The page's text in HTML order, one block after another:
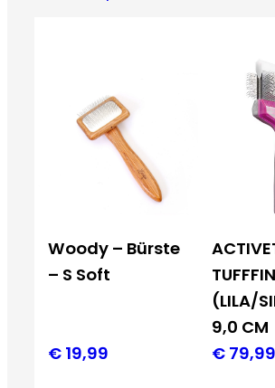
Woody – Bürste
– S Soft
€ 19,99
(LILA/
9,0 CM
€ 79,99